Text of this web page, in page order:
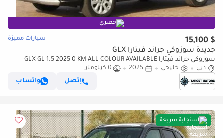
حصري
$ 15,100 سيارات مميزة
جديدة سوزوكي جراند فيتارا GLX
سوزوكي جراند فيتارا GLX GL 1.5 2025 0 KM ALL COLOUR AVAILABLE
دبي
خليجي 2025
0 كيلومتر
إتصل
واتساب
استجابة سريعة